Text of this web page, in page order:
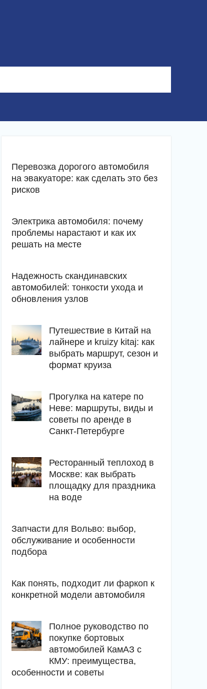
Перевозка дорогого автомобиля
на эвакуаторе: как сделать это без
рисков
Электрика автомобиля: почему
проблемы нарастают и как их
решать на месте
Надежность скандинавских
автомобилей: тонкости ухода и
обновления узлов
Путешествие в Китай на
лайнере и kruizy kitaj: как
выбрать маршрут, сезон и
формат круиза
Прогулка на катере по
Неве: маршруты, виды и
советы по аренде в
Санкт-Петербурге
Ресторанный теплоход в
Москве: как выбрать
площадку для праздника
на воде
Запчасти для Вольво: выбор,
обслуживание и особенности
подбора
Как понять, подходит ли фаркоп к
конкретной модели автомобиля
Полное руководство по
покупке бортовых
автомобилей КамАЗ с
КМУ: преимущества,
особенности и советы